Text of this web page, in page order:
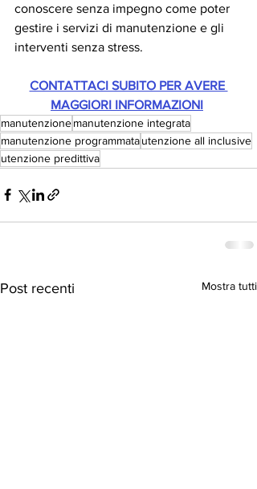
conoscere senza impegno come poter
gestire i servizi di manutenzione e gli
interventi senza stress.
CONTATTACI SUBITO PER AVERE
MAGGIORI INFORMAZIONI
manutenzionemanutenzione integrata
manutenzione programmatautenzione all inclusive
utenzione predittiva
Post recenti Mostra tutti